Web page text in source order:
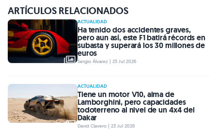
ARTÍCULOS RELACIONADOS
ACTUALIDAD
Ha tenido dos accidentes graves,
pero aun así, este F1 batirá récords en
subasta y superará los 30 millones de
euros
Sergio Álvarez | 25 Jul 2026
ACTUALIDAD
Tiene un motor V10, alma de
Lamborghini, pero capacidades
todoterreno al nivel de un 4x4 del
Dakar
David Clavero | 23 Jul 2026